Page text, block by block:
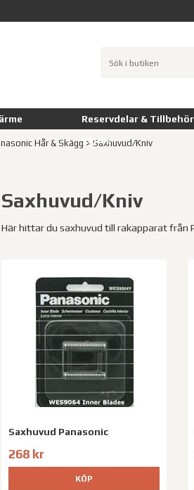
Reservdelar &
Värme
Hår & Skägg > Saxhuvud/Kniv
Saxhuvud/Kniv
Här hittar du saxhuvud till rakapparat från
Saxhuvud Panasonic
268 kr
KÖP